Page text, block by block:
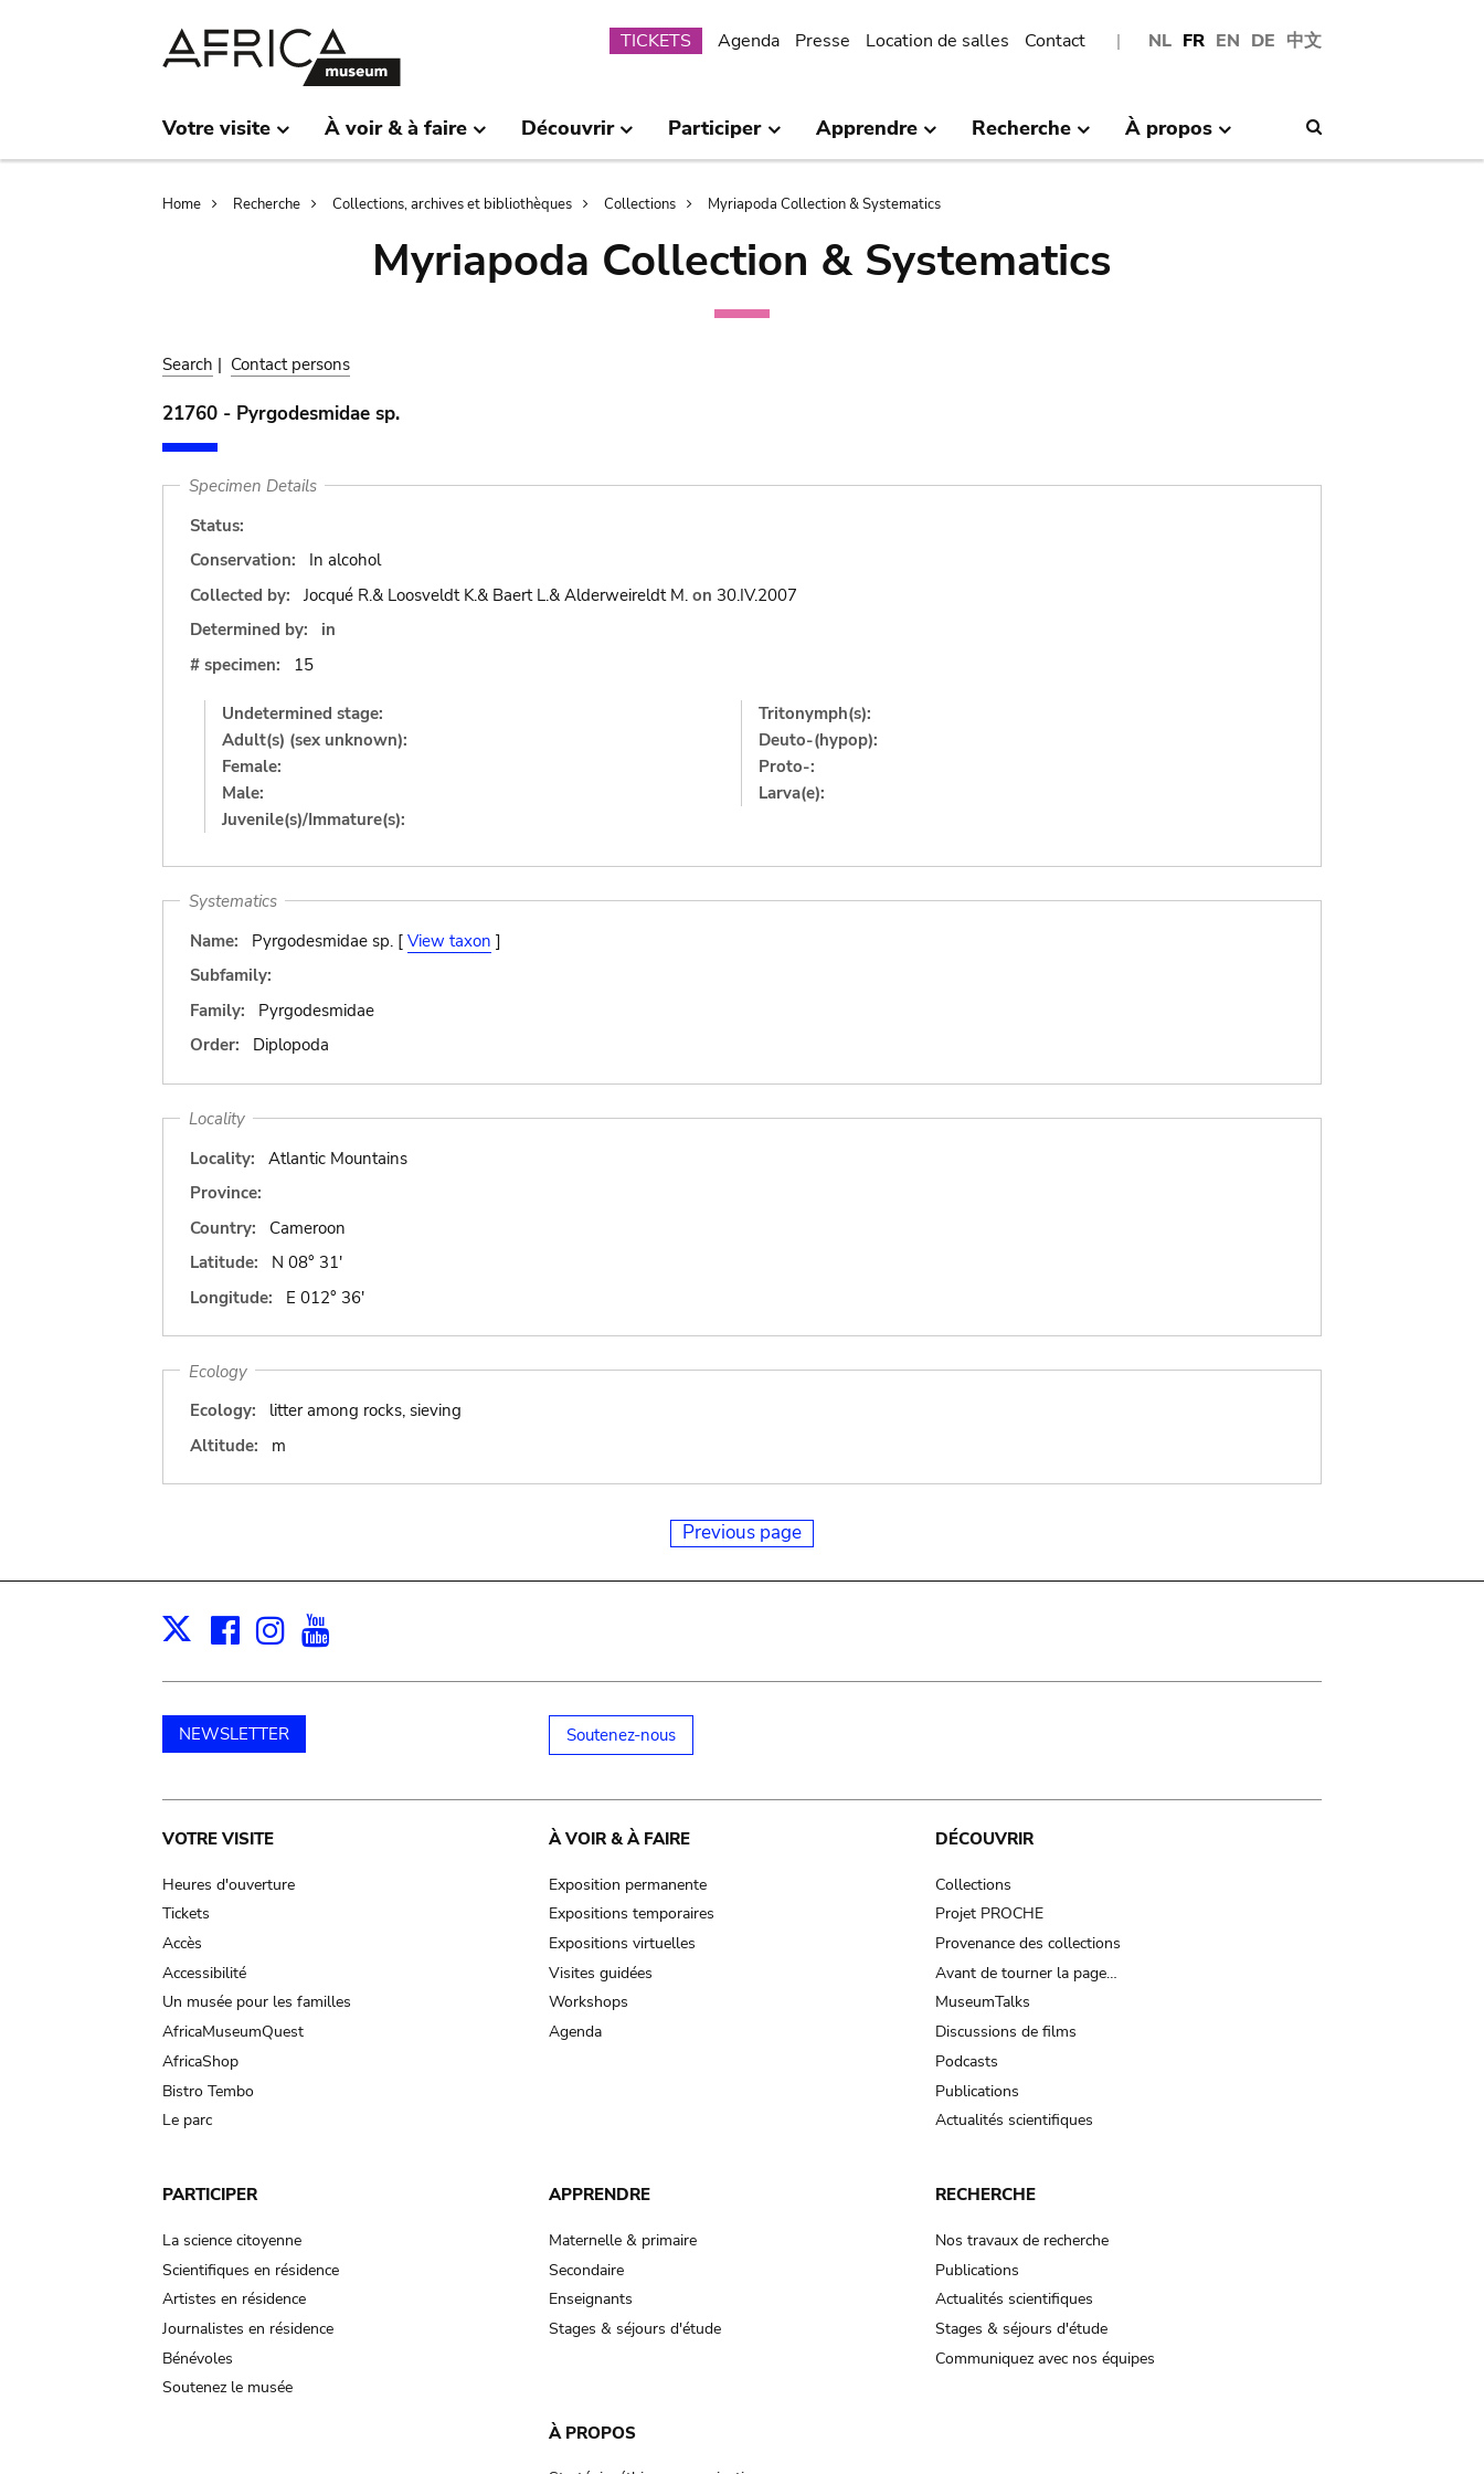
NL FR EN DE 中文
Submenu
TICKETS Agenda Presse Location de salles Contact
Votre visite À voir & à faire Découvrir Participer Apprendre Recherche À propos
Breadcrumb
Home Recherche Collections, archives et bibliothèques Collections Myriapoda Collection & Systematics
Myriapoda Collection & Systematics
Search | Contact persons
21760 - Pyrgodesmidae sp.
Specimen Details
Status:
Conservation:
In alcohol
Collected by:
Jocqué R.& Loosveldt K.& Baert L.& Alderweireldt M. on 30.IV.2007
Determined by:
in
# specimen:
15
Undetermined stage:
Adult(s) (sex unknown):
Female:
Male:
Juvenile(s)/Immature(s):
Tritonymph(s):
Deuto-(hypop):
Proto-:
Larva(e):
Systematics
Name:
Pyrgodesmidae sp. [ View taxon ]
Subfamily:
Family:
Pyrgodesmidae
Order:
Diplopoda
Locality
Locality:
Atlantic Mountains
Province:
Country:
Cameroon
Latitude:
N 08° 31'
Longitude:
E 012° 36'
Ecology
Ecology:
litter among rocks, sieving
Altitude:
m
Previous page
X Facebook
Instagram
NEWSLETTER Soutenez-nous
Main
navigation
VOTRE VISITE
Heures d'ouverture
Tickets
Accès
Accessibilité
Un musée pour les familles
AfricaMuseumQuest
AfricaShop
Bistro Tembo
Le parc
À VOIR & À FAIRE
Exposition permanente
Expositions temporaires
Expositions virtuelles
Visites guidées
Workshops
Agenda
DÉCOUVRIR
Collections
Projet PROCHE
Provenance des collections
Avant de tourner la page…
MuseumTalks
Discussions de films
Podcasts
Publications
Actualités scientifiques
PARTICIPER
La science citoyenne
Scientifiques en résidence
Artistes en résidence
Journalistes en résidence
Bénévoles
Soutenez le musée
APPRENDRE
Maternelle & primaire
Secondaire
Enseignants
Stages & séjours d'étude
RECHERCHE
Nos travaux de recherche
Publications
Actualités scientifiques
Stages & séjours d'étude
Communiquez avec nos équipes
À PROPOS